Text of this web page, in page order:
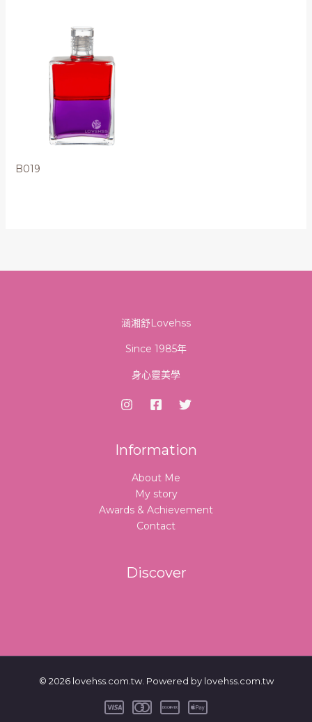
B019
涵湘舒Lovehss
Since 1985年
身心靈美學
Information
About Me
My story
Awards & Achievement
Contact
Discover
© 2026 lovehss.com.tw. Powered by lovehss.com.tw